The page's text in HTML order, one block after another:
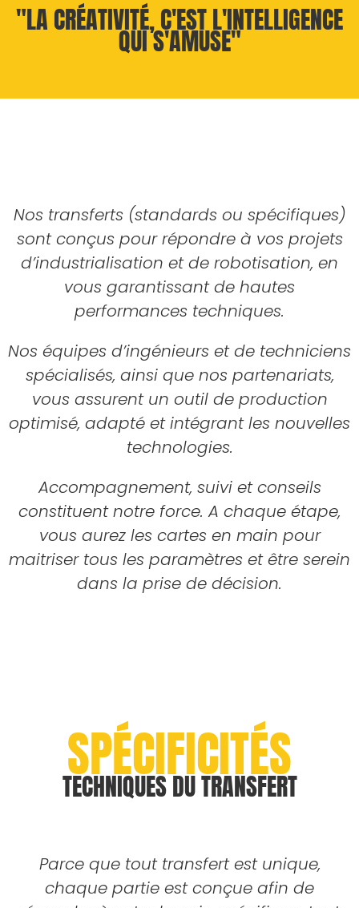
"LA CRÉATIVITÉ, C'EST L'INTELLIGENCE
QUI S'AMUSE"
Nos transferts (standards ou spécifiques)
sont conçus pour répondre à vos projets
d’industrialisation et de robotisation, en
vous garantissant de hautes
performances techniques.
Nos équipes d’ingénieurs et de techniciens
spécialisés, ainsi que nos partenariats,
vous assurent un outil de production
optimisé, adapté et intégrant les nouvelles
technologies.
Accompagnement, suivi et conseils
constituent notre force. A chaque étape,
vous aurez les cartes en main pour
maitriser tous les paramètres et être serein
dans la prise de décision.
SPÉCIFICITÉS
TECHNIQUES DU TRANSFERT
Parce que tout transfert est unique,
chaque partie est conçue afin de